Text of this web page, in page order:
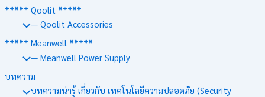
***** Qoolit *****
— Qoolit Accessories
***** Meanwell *****
— Meanwell Power Supply
บทความ
บทความน่ารู้ เกี่ยวกับ เทคโนโลยีความปลอดภัย (Security